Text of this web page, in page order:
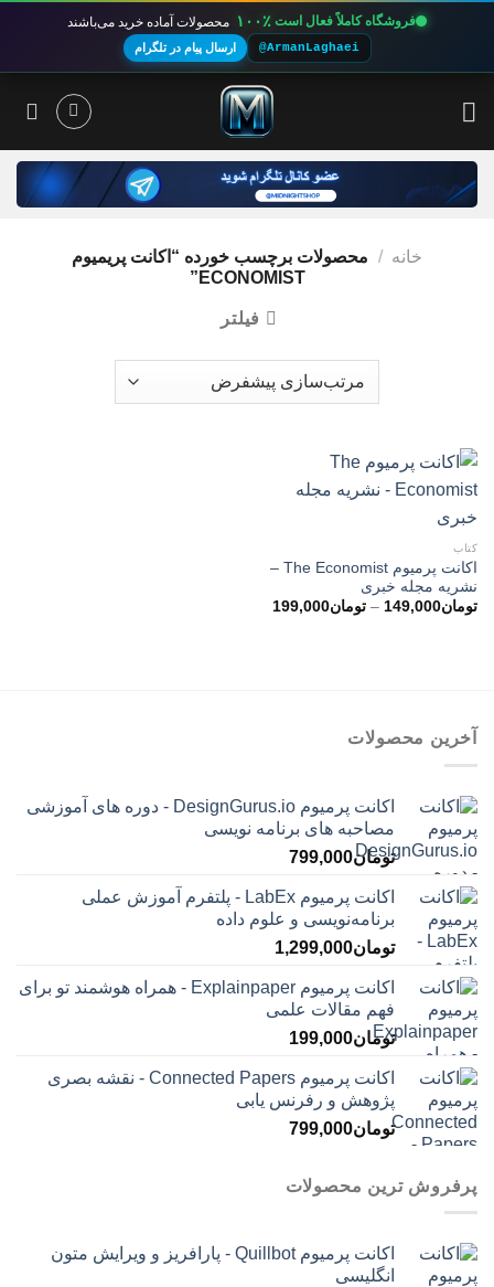
فروشگاه کاملاً فعال است ۱۰۰٪ محصولات آماده خرید می‌باشند
@ArmanLaghaei ارسال پیام در تلگرام
خانه / محصولات برچسب خورده “اکانت پریمیوم
ECONOMIST”
فیلتر
کتاب
اکانت پرمیوم The Economist –
نشریه مجله خبری
تومان149,000
– تومان199,000محدوده
آخرین محصولات
اکانت پرمیوم DesignGurus.io - دوره ‌های آموزشی
مصاحبه ‌های برنامه نویسی
تومان799,000
اکانت پرمیوم LabEx - پلتفرم آموزش عملی
برنامه‌نویسی و علوم داده
تومان1,299,000
اکانت پرمیوم Explainpaper - همراه هوشمند تو برای
فهم مقالات علمی
تومان199,000
اکانت پرمیوم Connected Papers - نقشه بصری
پژوهش و رفرنس یابی
تومان799,000
پرفروش ترین محصولات
اکانت پرمیوم Quillbot - پارافریز و ویرایش متون
انگلیسی